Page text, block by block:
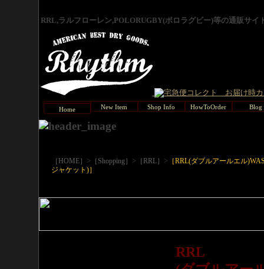
RRL,ラルフローレン,POLORUGBY(ポロラグビー)等の通販サ
Home New Item Shop Info HowToOrder Blog
［HOME］ > ［Shopping］ > ［RRL］ > ［RRL(ダブルアールエル
ジャケット)］
RRL